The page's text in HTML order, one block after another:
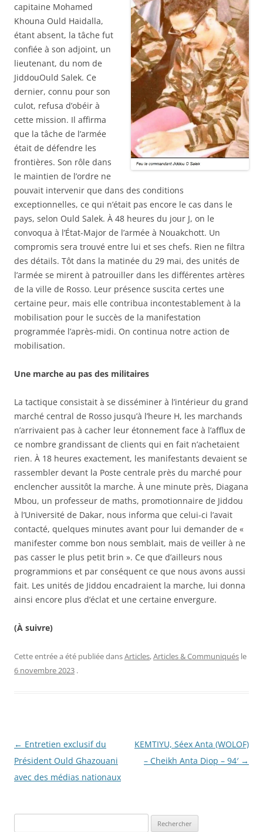
capitaine Mohamed
Khouna Ould Haidalla,
étant absent, la tâche fut
confiée à son adjoint, un
lieutenant, du nom de
JiddouOuld Salek. Ce
dernier, connu pour son
culot, refusa d’obéir à
cette mission. Il affirma
que la tâche de l’armée
était de défendre les
frontières. Son rôle dans
le maintien de l’ordre ne
pouvait intervenir que dans des conditions
exceptionnelles, ce qui n’était pas encore le cas dans le
pays, selon Ould Salek. À 48 heures du jour J, on le
convoqua à l’État-Major de l’armée à Nouakchott. Un
compromis sera trouvé entre lui et ses chefs. Rien ne filtra
des détails. Tôt dans la matinée du 29 mai, des unités de
l’armée se mirent à patrouiller dans les différentes artères
de la ville de Rosso. Leur présence suscita certes une
certaine peur, mais elle contribua incontestablement à la
mobilisation pour le succès de la manifestation
programmée l’après-midi. On continua notre action de
mobilisation.
Une marche au pas des militaires
La tactique consistait à se disséminer à l’intérieur du grand
marché central de Rosso jusqu’à l’heure H, les marchands
n’arrivaient pas à cacher leur étonnement face à l’afflux de
ce nombre grandissant de clients qui en fait n’achetaient
rien. À 18 heures exactement, les manifestants devaient se
rassembler devant la Poste centrale près du marché pour
enclencher aussitôt la marche. À une minute près, Diagana
Mbou, un professeur de maths, promotionnaire de Jiddou
à l’Université de Dakar, nous informa que celui-ci l’avait
contacté, quelques minutes avant pour lui demander de «
manifester comme bon nous semblait, mais de veiller à ne
pas casser le plus petit brin ». Ce que d’ailleurs nous
programmions et par conséquent ce que nous avons aussi
fait. Les unités de Jiddou encadraient la marche, lui donna
ainsi encore plus d’éclat et une certaine envergure.
(À suivre)
Cette entrée a été publiée dansArticles,Articles & Communiqués le
6 novembre 2023 .
Navigation
des
articles
← Entretien exclusif du
Président Ould Ghazouani
avec des médias nationaux
KEMTIYU, Séex Anta (WOLOF)
– Cheikh Anta Diop – 94′ →